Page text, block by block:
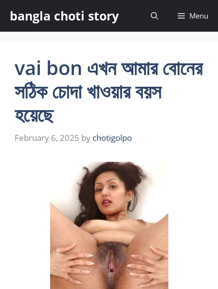
content
bangla choti story Menu
vai bon এখন আমার বোনের
সঠিক চোদা খাওয়ার বয়স
হয়েছে
February 6, 2025 by chotigolpo